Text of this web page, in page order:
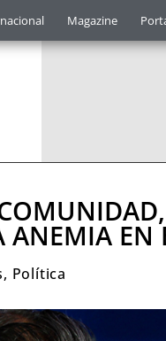
Magazine
ANEMIA EN
, Política